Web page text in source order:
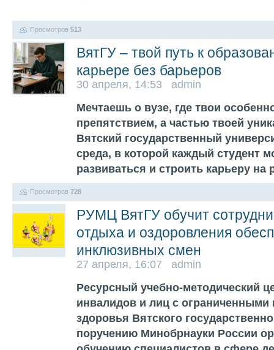
Просмотров 513
ВятГУ – твой путь к
карьере без барьеров
30 апреля, 14:53 admin
Мечтаешь о вузе, где твои
препятствием, а частью твоей
Вятский государственный
среда, в которой каждый студент
развиваться и строить карьеру
Просмотров 728
РУМЦ ВятГУ обучит
отдыха и оздоровления
инклюзивных смен
27 апреля, 16:07 admin
Ресурсный учебно-методический
инвалидов и лиц с
здоровья Вятского
поручению Минобрнауки России